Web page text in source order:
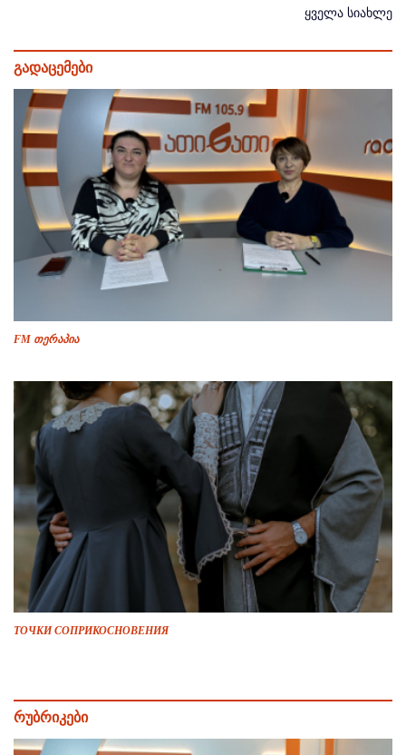
ყველა სიახლე
გადაცემები
FM თერაპია
ТОЧКИ СОПРИКОСНОВЕНИЯ
რუბრიკები